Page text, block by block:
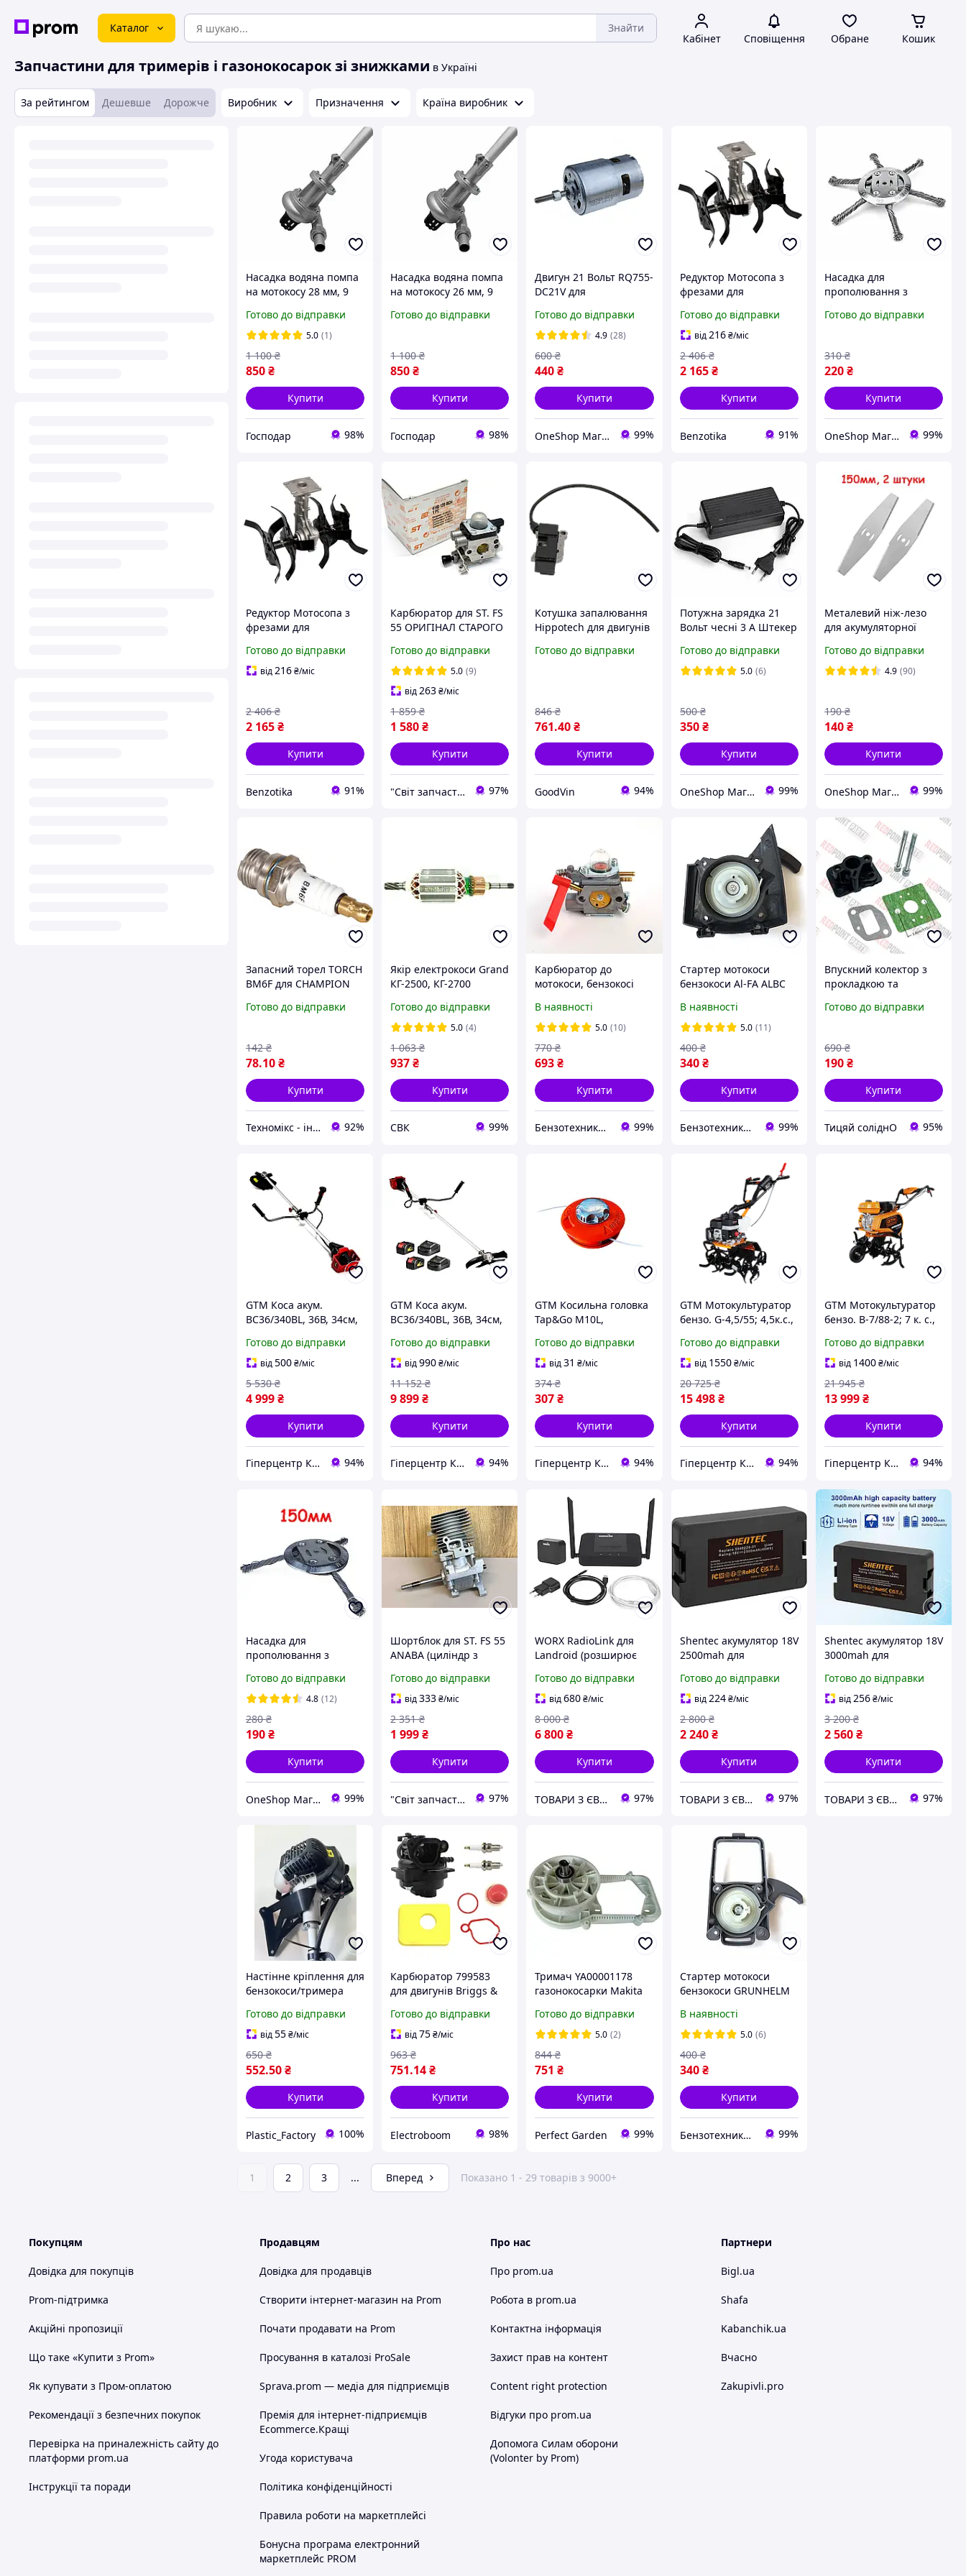
Каталог Знайти
Кабінет Сповіщення Обране Кошик
Запчастини для тримерів і газонокосарок зі знижками в Україні
За рейтингом Дешевше Дорожче Виробник Призначення Країна виробник
Насадка водяна помпа
на мотокосу 28 мм, 9
Готово до відправки
5.0 (1)
850₴
1 100 ₴
Купити
Господар 98%
Насадка водяна помпа
на мотокосу 26 мм, 9
Готово до відправки
850₴
1 100 ₴
Купити
Господар 98%
Двигун 21 Вольт RQ755-
DC21V для
тримера, бездротової
газонокосарки,
електроінструменту
мотор
Готово до відправки
4.9 (28)
440₴
600 ₴
Купити
OneShop Магазин-Склад 99%
Редуктор Мотосопа з
фрезами для
мм, 9 шліців
Готово до відправки
від216 ₴/міс
2 165 ₴
2 406 ₴
Купити
Benzotika 91%
Насадка для
прополювання з
для акумуляторної
газонокосарки-
тримера, 150 мм.
Готово до відправки
220₴
310 ₴
Купити
OneShop Магазин-Склад 99%
Редуктор Мотосопа з
фрезами для
мм, 9 шліців
Готово до відправки
від216₴/міс
2 165₴
2 406 ₴
Купити
Benzotika 91%
Карбюратор для ST. FS
55 ОРИГІНАЛ СТАРОГО
Готово до відправки
5.0 (9)
від263₴/міс
1 580₴
1 859 ₴
Купити
"Світ запчастин" 97%
Котушка запалювання
Hippotech для двигунів
1302, 42234001303
Готово до відправки
761.40₴
846 ₴
Купити
GoodVin 94%
Потужна зарядка 21
Вольт чесні 3 А Штекер
акумуляторного
тримера, акумуляторів
Готово до відправки
5.0 (6)
350 ₴
500 ₴
Купити
OneShop Магазин-Склад 99%
Металевий ніж-лезо
для акумуляторної
газонокосарки
тримера, ножі 150 мм,
Готово до відправки
4.9 (90)
140₴
190 ₴
Купити
OneShop Магазин-Склад 99%
Запасний торел TORCH
BM6F для CHAMPION
BM6F, 794-00050, 794-
Готово до відправки
78.10₴
142 ₴
Купити
Техномікс - інтернет - магазин якісної техніки, електроніки та інших товарів для дому та роботи 92%
Якір електрокоси Grand
КГ-2500, КГ-2700
Готово до відправки
5.0 (4)
937₴
1 063 ₴
Купити
СВК 99%
Карбюратор до
мотокоси, бензокосі
143 Winzor 152
В наявності
5.0 (10)
693₴
770 ₴
Купити
Бензотехника Atlant 99%
Стартер мотокоси
бензокоси Al-FA ALBC
В наявності
5.0 (11)
340 ₴
400 ₴
Купити
Бензотехника Atlant 99%
Впускний колектор з
прокладкою та
TL43, TL53, 40-5, 44-5,
бензок
Готово до відправки
190₴
690 ₴
Купити
Тицяй соліднО 95%
GTM Коса акум.
BC36/340BL, 36В, 34см,
КАРКАС (без АКБ і ЗП)
Готово до відправки
від500₴/міс
4 999₴
5 530 ₴
Купити
Гіперцентр Київ — професійне обладнання для ресторанів, магазинів і складів 94%
GTM Коса акум.
BC36/340BL, 36В, 34см,
+акум. 4Аг-2шт.,
зарядний
пристрій-2шт.
Готово до відправки
від990₴/міс
9 899₴
11 152 ₴
Купити
Гіперцентр Київ — професійне обладнання для ресторанів, магазинів і складів 94%
GTM Косильна головка
Tap&Go M10L,
посилена
Готово до відправки
від31 ₴/міс
307₴
374 ₴
Купити
Гіперцентр Київ — професійне обладнання для ресторанів, магазинів і складів 94%
GTM Мотокультуратор
бензо. G-4,5/55; 4,5к.с.,
передач 1вперед,
колеса для транспорт.
Готово до відправки
від 1550 ₴/міс
15 498 ₴
20 725 ₴
Купити
Гіперцентр Київ — професійне обладнання для ресторанів, магазинів і складів 94%
GTM Мотокультуратор
бензо. B-7/88-2; 7 к. с.,
передач 1 вперед/1
назад, колесо для
легкого
Готово до відправки
від 1400₴/міс
13 999₴
21 945 ₴
Купити
Гіперцентр Київ — професійне обладнання для ресторанів, магазинів і складів 94%
Насадка для
прополювання з
акумуляторної
бездротової ручної
газонокосарки-
тримера, 150 мм.
Готово до відправки
4.8 (12)
190₴
280 ₴
Купити
OneShop Магазин-Склад 99%
Шортблок для ST. FS 55
ANABA (циліндр з
група/ЦПГ/мотокоса/
шортблок/двигун)
Готово до відправки
від333₴/міс
1 999₴
2 351 ₴
Купити
"Світ запчастин" 97%
WORX RadioLink для
Landroid (розширює
Готово до відправки
від680₴/міс
6 800₴
8 000 ₴
Купити
ТОВАРИ З ЄВРОПИ 97%
Shentec акумулятор 18V
2500mah для
Sileno
Life/City.Husqvarna
Готово до відправки
від224 ₴/міс
2 240 ₴
2 800 ₴
Купити
ТОВАРИ З ЄВРОПИ 97%
Shentec акумулятор 18V
3000mah для
Sileno
Life/City.Husqvarna
Готово до відправки
від256₴/міс
2 560₴
3 200 ₴
Купити
ТОВАРИ З ЄВРОПИ 97%
Настінне кріплення для
бензокоси/тримера
Готово до відправки
від55₴/міс
552.50₴
650 ₴
Купити
Plastic_Factory 100%
Карбюратор 799583
для двигунів Briggs &
Готово до відправки
від75₴/міс
751.14₴
963 ₴
Купити
Electroboom 98%
Тримач YA00001178
газонокосарки Makita
Готово до відправки
5.0 (2)
751 ₴
844 ₴
Купити
Perfect Garden 99%
Стартер мотокоси
бензокоси GRUNHELM
В наявності
5.0 (6)
340 ₴
400 ₴
Купити
Бензотехника Atlant 99%
1 2 3 ... Вперед Показано 1 - 29 товарів з 9000+
Покупцям
Довідка для покупців
Prom-підтримка
Акційні пропозиції
Що таке «Купити з Prom»
Як купувати з Пром-оплатою
Рекомендації з безпечних покупок
Перевірка на приналежність сайту до
платформи prom.ua
Інструкції та поради
Продавцям
Довідка для продавців
Створити інтернет-магазин на Prom
Почати продавати на Prom
Просування в каталозі ProSale
Sprava.prom — медіа для підприємців
Премія для інтернет-підприємців
Ecommerce.Кращі
Угода користувача
Політика конфіденційності
Правила роботи на маркетплейсі
Бонусна програма електронний
маркетплейс PROM
Про нас
Про prom.ua
Робота в prom.ua
Контактна інформація
Захист прав на контент
Content right protection
Відгуки про prom.ua
Допомога Силам оборони
(Volonter by Prom)
Партнери
Bigl.ua
Shafa
Kabanchik.ua
Вчасно
Zakupivli.pro